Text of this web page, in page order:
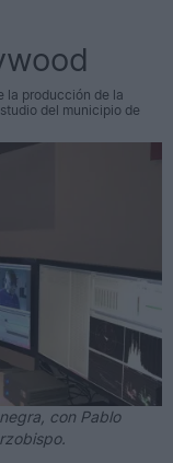
la producción de la
del municipio de
con Pablo